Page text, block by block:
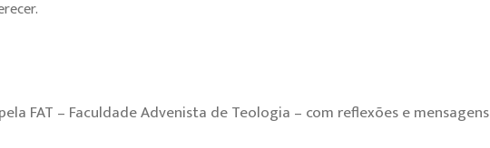
FAT – Faculdade Advenista de Teologia – com reflexões e mensagens